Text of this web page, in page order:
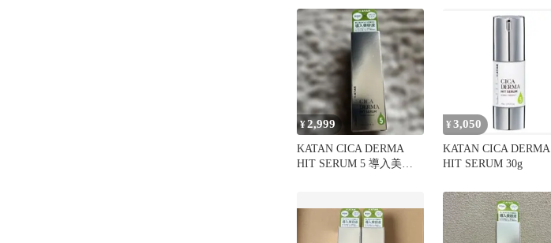
¥2,999
KATAN CICA DERMA
HIT SERUM 5 導入美容
¥ 3,050
KATAN CICA DERMA
HIT SERUM 30g